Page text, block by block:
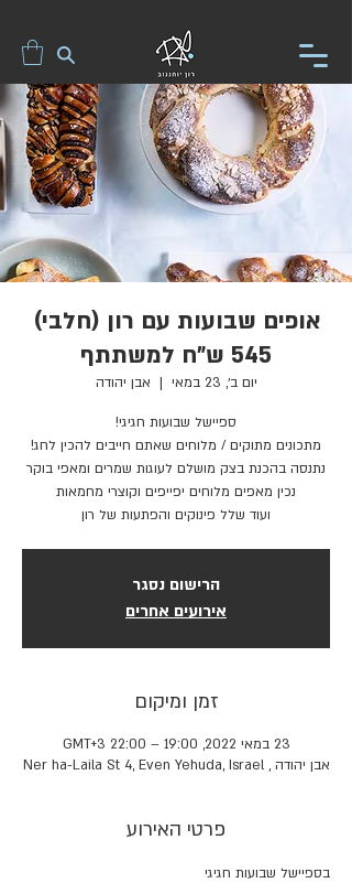
אופים שבועות עם רון (חלבי)
545 ש"ח למשתתף
יום ב׳, 23 במאי
  |
אבן יהודה
ועוד שלל פינוקים והפתעות של רון
הרישום נסגר
אירועים אחרים
זמן ומיקום
23 במאי 2022, 19:00 – 22:00 GMT‎+3‎
אבן יהודה , Ner ha-Laila St 4, Even Yehuda, Israel
פרטי האירוע
בספיישל שבועות חגיגי